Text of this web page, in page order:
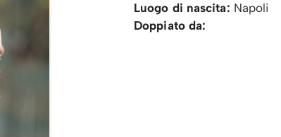
Luogo di nascita: Napoli
Doppiato da: